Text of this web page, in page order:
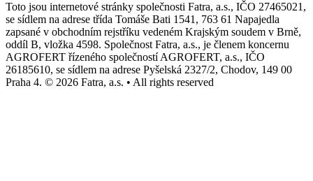
Toto jsou internetové stránky společnosti Fatra, a.s., IČO 27465021,
se sídlem na adrese třída Tomáše Bati 1541, 763 61 Napajedla
zapsané v obchodním rejstříku vedeném Krajským soudem v Brně,
oddíl B, vložka 4598. Společnost Fatra, a.s., je členem koncernu
AGROFERT řízeného společností AGROFERT, a.s., IČO
26185610, se sídlem na adrese Pyšelská 2327/2, Chodov, 149 00
Praha 4. © 2026 Fatra, a.s. • All rights reserved